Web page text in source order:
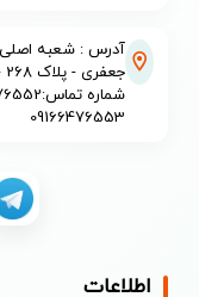
آدرس : شعبه اصلی :
جعفری - پلاک 268 - کد پستی: 6194914980
شماره تماس:09166476552
09166476553
اطلاعات